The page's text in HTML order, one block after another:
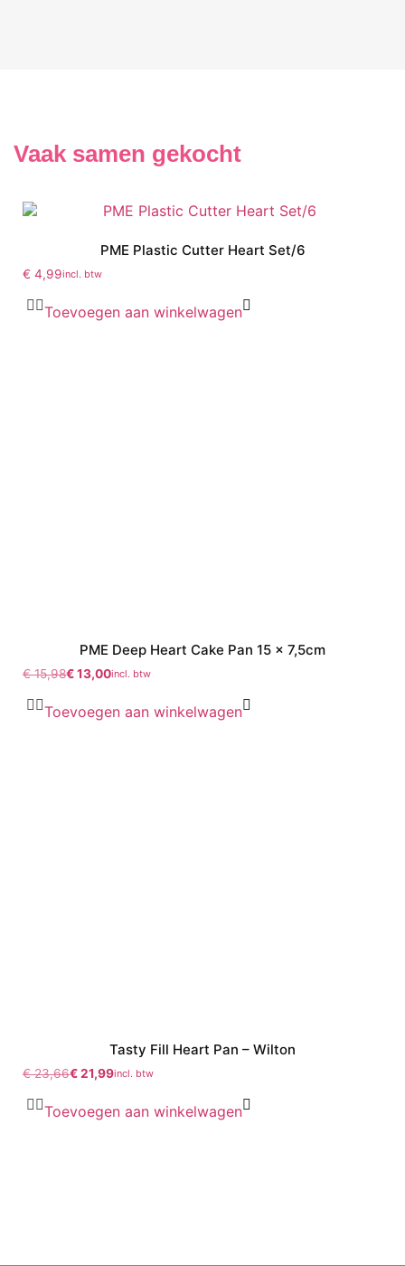
Vaak samen gekocht
PME Plastic Cutter Heart Set/6
€ 4,99incl. btw
Toevoegen aan winkelwagen
PME Deep Heart Cake Pan 15 x 7,5cm
€15,98€13,00incl. btw
Toevoegen aan winkelwagen
Tasty Fill Heart Pan – Wilton
€23,66€21,99incl. btw
Toevoegen aan winkelwagen